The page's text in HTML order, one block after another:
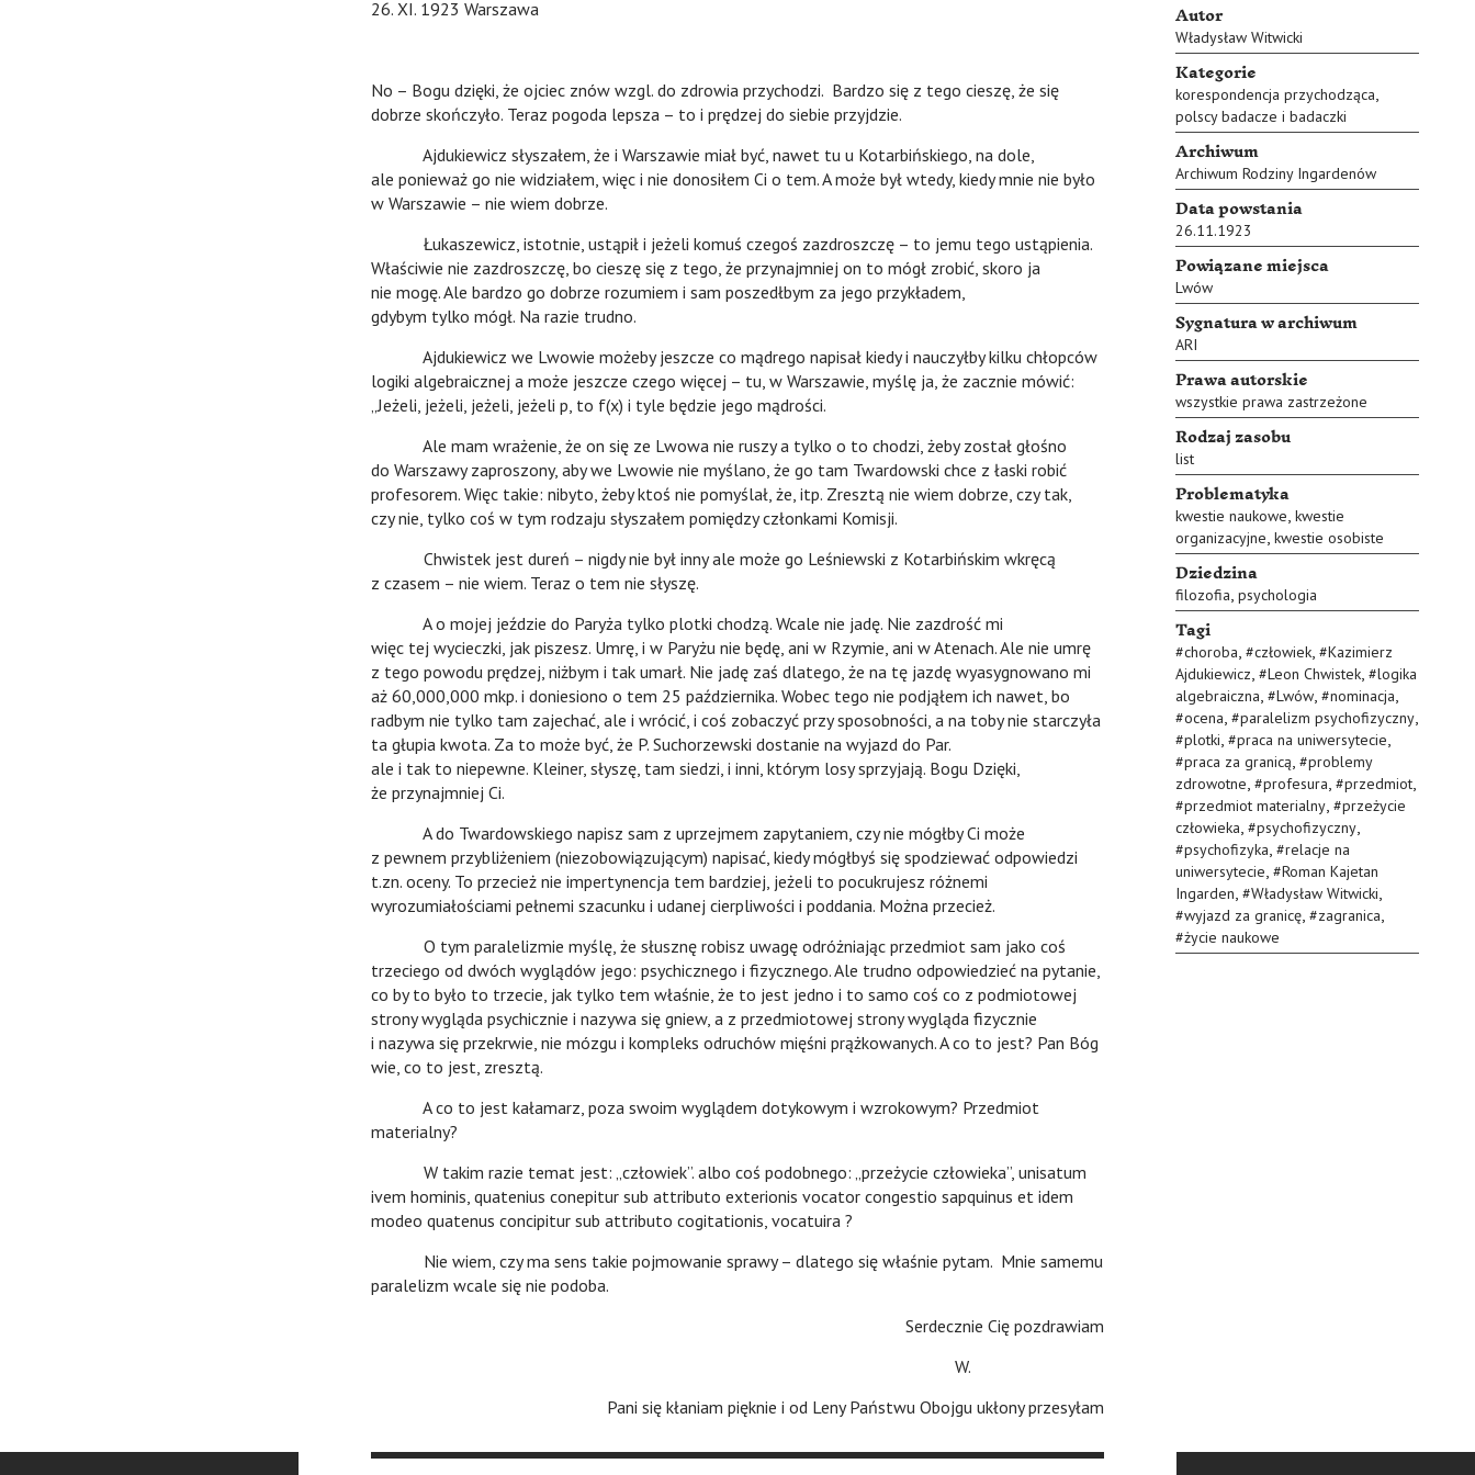
Autor
Władysław Witwicki
Kategorie
korespondencja przychodząca,
polscy badacze i badaczki
Archiwum
Archiwum Rodziny Ingardenów
Data powstania
26.11.1923
Powiązane miejsca
Lwów
Sygnatura w archiwum
ARI
Prawa autorskie
wszystkie prawa zastrzeżone
Rodzaj zasobu
list
Problematyka
kwestie naukowe, kwestie
organizacyjne, kwestie osobiste
Dziedzina
filozofia, psychologia
Tagi
#choroba, #człowiek, #Kazimierz
Ajdukiewicz, #Leon Chwistek, #logika
algebraiczna, #Lwów, #nominacja,
#ocena, #paralelizm psychofizyczny,
#plotki, #praca na uniwersytecie,
#praca za granicą, #problemy
zdrowotne, #profesura, #przedmiot,
#przedmiot materialny, #przeżycie
człowieka, #psychofizyczny,
#psychofizyka, #relacje na
uniwersytecie, #Roman Kajetan
Ingarden, #Władysław Witwicki,
#wyjazd za granicę, #zagranica,
#życie naukowe
26. XI. 1923 Warszawa
No – Bogu dzięki, że ojciec znów wzgl. do zdrowia przychodzi. Bardzo się z tego cieszę, że się
dobrze skończyło. Teraz pogoda lepsza – to i prędzej do siebie przyjdzie.
Ajdukiewicz słyszałem, że i Warszawie miał być, nawet tu u Kotarbińskiego, na dole,
ale ponieważ go nie widziałem, więc i nie donosiłem Ci o tem. A może był wtedy, kiedy mnie nie było
w Warszawie – nie wiem dobrze.
Łukaszewicz, istotnie, ustąpił i jeżeli komuś czegoś zazdroszczę – to jemu tego ustąpienia.
Właściwie nie zazdroszczę, bo cieszę się z tego, że przynajmniej on to mógł zrobić, skoro ja
nie mogę. Ale bardzo go dobrze rozumiem i sam poszedłbym za jego przykładem,
gdybym tylko mógł. Na razie trudno.
Ajdukiewicz we Lwowie możeby jeszcze co mądrego napisał kiedy i nauczyłby kilku chłopców
logiki algebraicznej a może jeszcze czego więcej – tu, w Warszawie, myślę ja, że zacznie mówić:
„Jeżeli, jeżeli, jeżeli, jeżeli p, to f(x) i tyle będzie jego mądrości.
Ale mam wrażenie, że on się ze Lwowa nie ruszy a tylko o to chodzi, żeby został głośno
do Warszawy zaproszony, aby we Lwowie nie myślano, że go tam Twardowski chce z łaski robić
profesorem. Więc takie: nibyto, żeby ktoś nie pomyślał, że, itp. Zresztą nie wiem dobrze, czy tak,
czy nie, tylko coś w tym rodzaju słyszałem pomiędzy członkami Komisji.
Chwistek jest dureń – nigdy nie był inny ale może go Leśniewski z Kotarbińskim wkręcą
z czasem – nie wiem. Teraz o tem nie słyszę.
A o mojej jeździe do Paryża tylko plotki chodzą. Wcale nie jadę. Nie zazdrość mi
więc tej wycieczki, jak piszesz. Umrę, i w Paryżu nie będę, ani w Rzymie, ani w Atenach. Ale nie umrę
z tego powodu prędzej, niżbym i tak umarł. Nie jadę zaś dlatego, że na tę jazdę wyasygnowano mi
aż 60,000,000 mkp. i doniesiono o tem 25 października. Wobec tego nie podjąłem ich nawet, bo
radbym nie tylko tam zajechać, ale i wrócić, i coś zobaczyć przy sposobności, a na toby nie starczyła
ta głupia kwota. Za to może być, że P. Suchorzewski dostanie na wyjazd do Par.
ale i tak to niepewne. Kleiner, słyszę, tam siedzi, i inni, którym losy sprzyjają. Bogu Dzięki,
że przynajmniej Ci.
A do Twardowskiego napisz sam z uprzejmem zapytaniem, czy nie mógłby Ci może
z pewnem przybliżeniem (niezobowiązującym) napisać, kiedy mógłbyś się spodziewać odpowiedzi
t.zn. oceny. To przecież nie impertynencja tem bardziej, jeżeli to pocukrujesz różnemi
wyrozumiałościami pełnemi szacunku i udanej cierpliwości i poddania. Można przecież.
O tym paralelizmie myślę, że słusznę robisz uwagę odróżniając przedmiot sam jako coś
trzeciego od dwóch wyglądów jego: psychicznego i fizycznego. Ale trudno odpowiedzieć na pytanie,
co by to było to trzecie, jak tylko tem właśnie, że to jest jedno i to samo coś co z podmiotowej
strony wygląda psychicznie i nazywa się gniew, a z przedmiotowej strony wygląda fizycznie
i nazywa się przekrwie, nie mózgu i kompleks odruchów mięśni prążkowanych. A co to jest? Pan Bóg
wie, co to jest, zresztą.
A co to jest kałamarz, poza swoim wyglądem dotykowym i wzrokowym? Przedmiot
materialny?
W takim razie temat jest: „człowiek”. albo coś podobnego: „przeżycie człowieka”, unisatum
ivem hominis, quatenius conepitur sub attributo exterionis vocator congestio sapquinus et idem
modeo quatenus concipitur sub attributo cogitationis, vocatuira ?
Nie wiem, czy ma sens takie pojmowanie sprawy – dlatego się właśnie pytam. Mnie samemu
paralelizm wcale się nie podoba.
Serdecznie Cię pozdrawiam
W.
Pani się kłaniam pięknie i od Leny Państwu Obojgu ukłony przesyłam